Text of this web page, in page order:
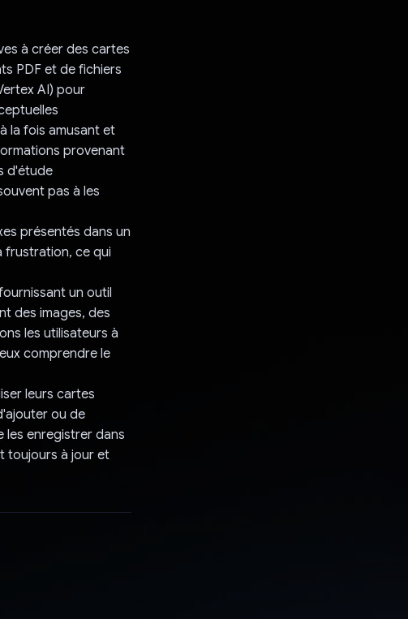
à créer des cartes
PDF et de fichiers
AI) pour
la fois amusant et
provenant
d'étude
pas à les
présentés dans un
frustration, ce qui
un outil
des images, des
les utilisateurs à
comprendre le
leurs cartes
ou de
les enregistrer dans
toujours à jour et